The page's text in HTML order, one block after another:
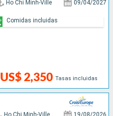
Ho Chi Minh-Ville 09/04/2027
US$ 2,350 Tasas incluidas
Comidas incluidas